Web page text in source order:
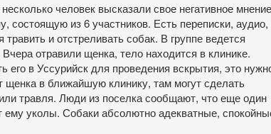
человек высказали свое негативное мнение
состоящую из 6 участников. Есть переписки, аудио,
и отстреливать собак. В группе ведется
отравили щенка, тело находится в клинике.
его в Уссурийск для проведения вскрытия, это
в ближайшую клинику, там могут сделать
травля. Люди из поселка сообщают, что еще один
ему уколы. Собаки абсолютно адекватные,